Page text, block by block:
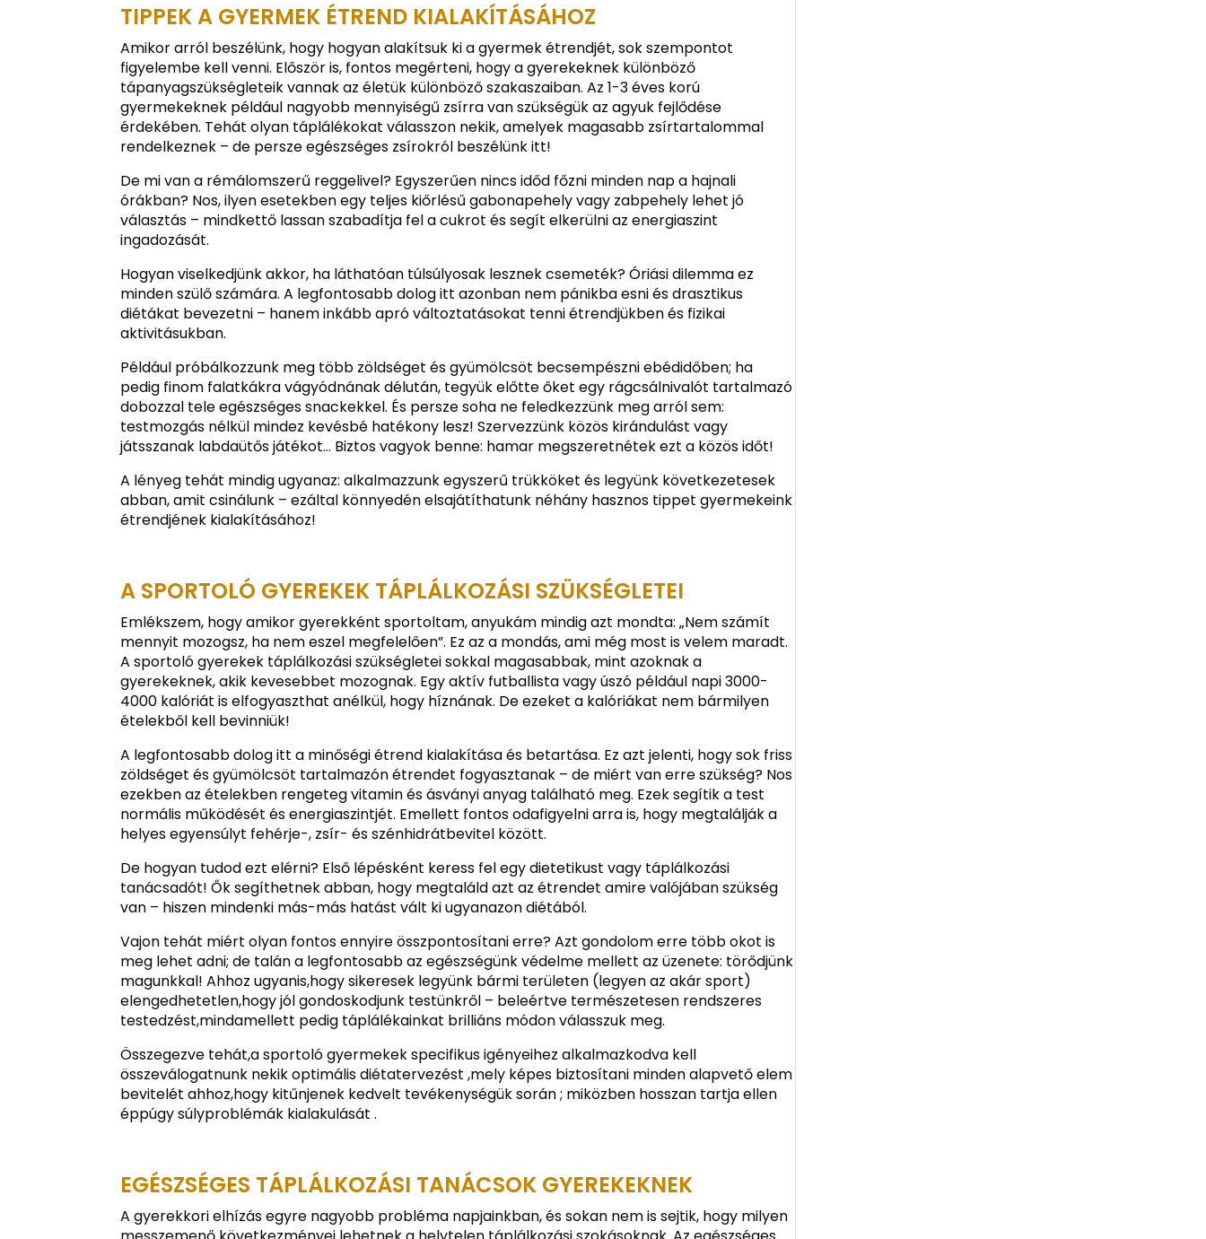
TIPPEK A GYERMEK ÉTREND KIALAKÍTÁSÁHOZ
Amikor arról beszélünk, hogy hogyan alakítsuk ki a gyermek étrendjét, sok szempontot
figyelembe kell venni. Először is, fontos megérteni, hogy a gyerekeknek különböző
tápanyagszükségleteik vannak az életük különböző szakaszaiban. Az 1-3 éves korú
gyermekeknek például nagyobb mennyiségű zsírra van szükségük az agyuk fejlődése
érdekében. Tehát olyan táplálékokat válasszon nekik, amelyek magasabb zsírtartalommal
rendelkeznek – de persze egészséges zsírokról beszélünk itt!
De mi van a rémálomszerű reggelivel? Egyszerűen nincs időd főzni minden nap a hajnali
órákban? Nos, ilyen esetekben egy teljes kiőrlésű gabonapehely vagy zabpehely lehet jó
választás – mindkettő lassan szabadítja fel a cukrot és segít elkerülni az energiaszint
ingadozását.
Hogyan viselkedjünk akkor, ha láthatóan túlsúlyosak lesznek csemeték? Óriási dilemma ez
minden szülő számára. A legfontosabb dolog itt azonban nem pánikba esni és drasztikus
diétákat bevezetni – hanem inkább apró változtatásokat tenni étrendjükben és fizikai
aktivitásukban.
Például próbálkozzunk meg több zöldséget és gyümölcsöt becsempészni ebédidőben; ha
pedig finom falatkákra vágyódnának délután, tegyük előtte őket egy rágcsálnivalót tartalmazó
dobozzal tele egészséges snackekkel. És persze soha ne feledkezzünk meg arról sem:
testmozgás nélkül mindez kevésbé hatékony lesz! Szervezzünk közös kirándulást vagy
játsszanak labdaütős játékot… Biztos vagyok benne: hamar megszeretnétek ezt a közös időt!
A lényeg tehát mindig ugyanaz: alkalmazzunk egyszerű trükköket és legyünk következetesek
abban, amit csinálunk – ezáltal könnyedén elsajátíthatunk néhány hasznos tippet gyermekeink
étrendjének kialakításához!
A SPORTOLÓ GYEREKEK TÁPLÁLKOZÁSI SZÜKSÉGLETEI
Emlékszem, hogy amikor gyerekként sportoltam, anyukám mindig azt mondta: „Nem számít
mennyit mozogsz, ha nem eszel megfelelően”. Ez az a mondás, ami még most is velem maradt.
A sportoló gyerekek táplálkozási szükségletei sokkal magasabbak, mint azoknak a
gyerekeknek, akik kevesebbet mozognak. Egy aktív futballista vagy úszó például napi 3000-
4000 kalóriát is elfogyaszthat anélkül, hogy híznának. De ezeket a kalóriákat nem bármilyen
ételekből kell bevinniük!
A legfontosabb dolog itt a minőségi étrend kialakítása és betartása. Ez azt jelenti, hogy sok friss
zöldséget és gyümölcsöt tartalmazón étrendet fogyasztanak – de miért van erre szükség? Nos
ezekben az ételekben rengeteg vitamin és ásványi anyag található meg. Ezek segítik a test
normális működését és energiaszintjét. Emellett fontos odafigyelni arra is, hogy megtalálják a
helyes egyensúlyt fehérje-, zsír- és szénhidrátbevitel között.
De hogyan tudod ezt elérni? Első lépésként keress fel egy dietetikust vagy táplálkozási
tanácsadót! Ők segíthetnek abban, hogy megtaláld azt az étrendet amire valójában szükség
van – hiszen mindenki más-más hatást vált ki ugyanazon diétából.
Vajon tehát miért olyan fontos ennyire összpontosítani erre? Azt gondolom erre több okot is
meg lehet adni; de talán a legfontosabb az egészségünk védelme mellett az üzenete: törődjünk
magunkkal! Ahhoz ugyanis,hogy sikeresek legyünk bármi területen (legyen az akár sport)
elengedhetetlen,hogy jól gondoskodjunk testünkről – beleértve természetesen rendszeres
testedzést,mindamellett pedig táplálékainkat brilliáns módon válasszuk meg.
Összegezve tehát,a sportoló gyermekek specifikus igényeihez alkalmazkodva kell
összeválogatnunk nekik optimális diétatervezést ,mely képes biztosítani minden alapvető elem
bevitelét ahhoz,hogy kitűnjenek kedvelt tevékenységük során ; miközben hosszan tartja ellen
éppúgy súlyproblémák kialakulását .
EGÉSZSÉGES TÁPLÁLKOZÁSI TANÁCSOK GYEREKEKNEK
A gyerekkori elhízás egyre nagyobb probléma napjainkban, és sokan nem is sejtik, hogy milyen